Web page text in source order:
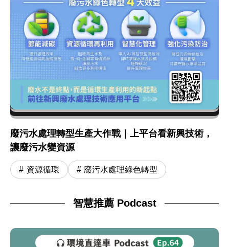
廢污水處理轉型生產大作戰｜上平台看新興技術，
讓廢污水變資源
資源循環 廢污水處理綠色轉型
智慧推薦 Podcast